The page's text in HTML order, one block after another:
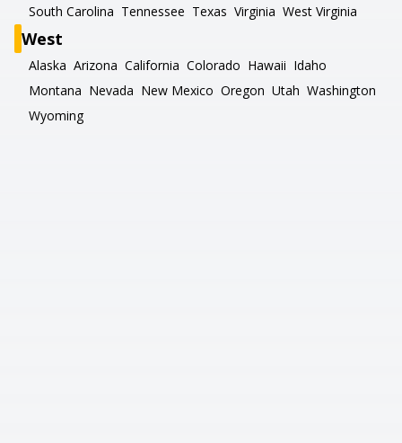
South Carolina Tennessee Texas Virginia West Virginia
West
Alaska Arizona California Colorado Hawaii Idaho
Montana Nevada New Mexico Oregon Utah Washington
Wyoming